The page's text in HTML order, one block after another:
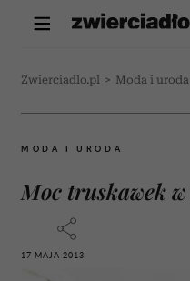
Zwierciadlo.pl > Moda i uroda
MODA I URODA
Moc truskawek
17 MAJA 2013